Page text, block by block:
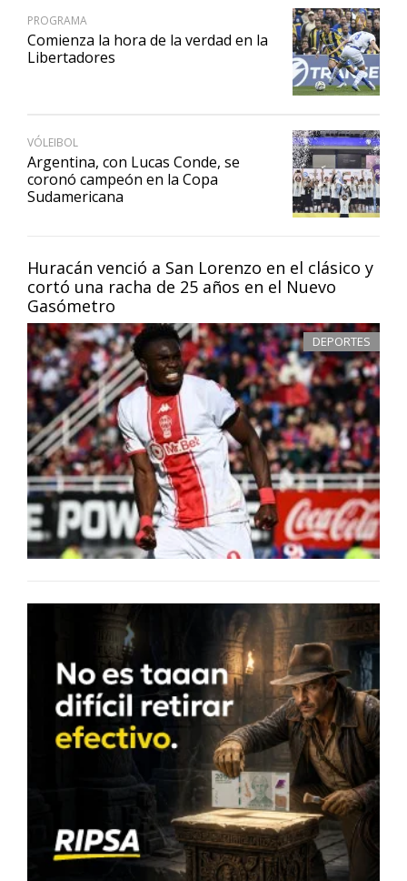
Huracán venció a San Lorenzo en el clásico y
cortó una racha de 25 años en el Nuevo
Gasómetro
DEPORTES
PROGRAMA
Comienza la hora de la verdad en la
Libertadores
VÓLEIBOL
Argentina, con Lucas Conde, se
coronó campeón en la Copa
Sudamericana